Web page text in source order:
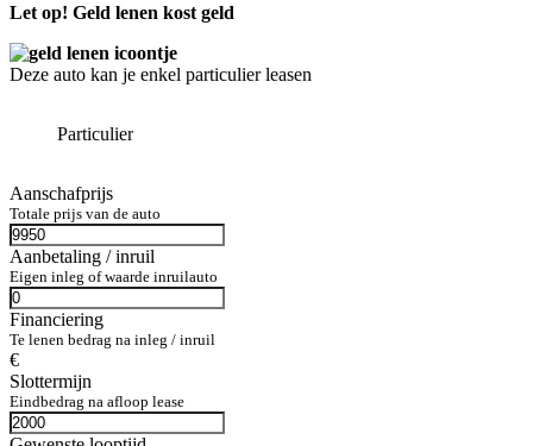
Let op! Geld lenen kost geld
Deze auto kan je enkel particulier leasen
Particulier
Aanschafprijs
Totale prijs van de auto
Aanbetaling / inruil
Eigen inleg of waarde inruilauto
Financiering
Te lenen bedrag na inleg / inruil
€
Slottermijn
Eindbedrag na afloop lease